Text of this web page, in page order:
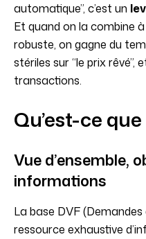
automatique”, c’est un
Et quand on la combine
robuste, on gagne du
stériles sur “le prix rêvé”,
transactions.
Qu’est-ce
Vue d’ensemble,
informations
La base DVF
ressource exhaustive